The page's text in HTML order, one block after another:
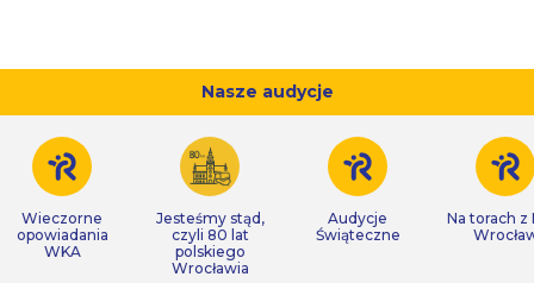
Nasze audycje
Wieczorne
opowiadania
WKA
Jesteśmy stąd,
czyli 80 lat
polskiego
Wrocławia
Audycje
Świąteczne
Na torach z